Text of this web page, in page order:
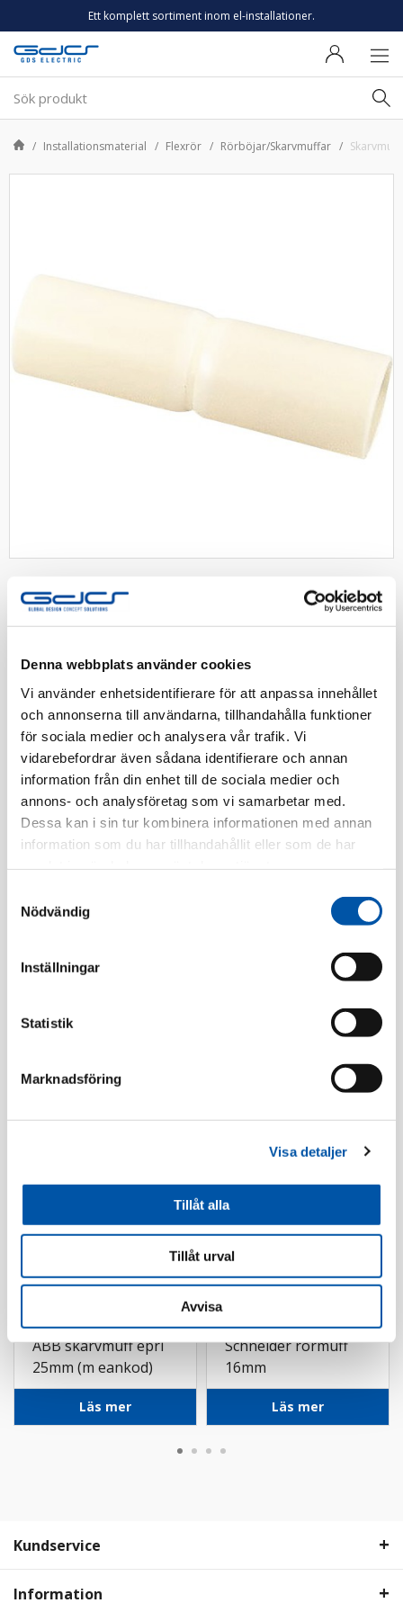
Denna webbplats använder cookies
Vi använder enhetsidentifierare för att anpassa innehållet
och annonserna till användarna, tillhandahålla funktioner
för sociala medier och analysera vår trafik. Vi
vidarebefordrar även sådana identifierare och annan
information från din enhet till de sociala medier och
annons- och analysföretag som vi samarbetar med.
Dessa kan i sin tur kombinera informationen med annan
information som du har tillhandahållit eller som de har
Nödvändig
Inställningar
Statistik
Marknadsföring
Visa detaljer
Tillåt alla
Tillåt urval
Avvisa
Ett komplett sortiment inom el-installationer.
Installationsmaterial Flexrör Rörböjar/Skarvmuffar
Skarvmuff 16mm 3-pack
Säljs i frp. om 3st.
Artnr:
140151476
EAN-kod:
7332292000011
Finns i lager
Beskrivning
ABB
ABB skarvmuff eprl
25mm (m eankod)
Läs mer
Schneider
Schneider rörmuff
16mm
Läs mer
Kundservice
Information